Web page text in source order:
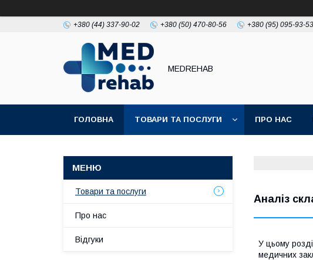
+380 (44) 337-90-02 +380 (50) 470-80-56 +380 (95) 095-93-53
MEDREHAB
ГОЛОВНА ТОВАРИ ТА ПОСЛУГИ ПРО НАС
Аналіз
У цьому
медичних
Товари та послуги
Про нас
Відгуки